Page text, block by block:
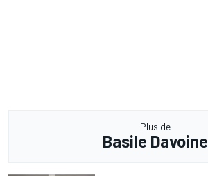
Plus de
Basile Davoine